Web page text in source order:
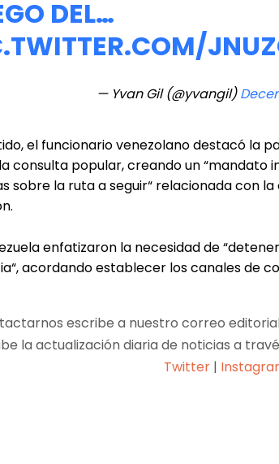
DEL…
— Yvan Gil (@yvangil)
el funcionario venezolano destacó la
consulta popular, creando un “mandato
sobre la ruta a seguir“ relacionada con
enfatizaron la necesidad de
acordando establecer los canales de
escribe a nuestro correo
la actualización diaria de noticias a
Twitter |